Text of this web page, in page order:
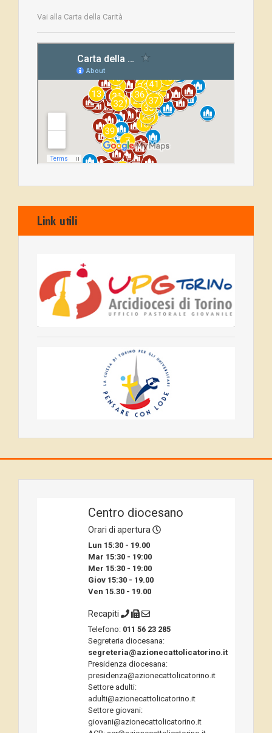
Vai alla Carta della Carità
Link utili
Centro diocesano
Orari di apertura
Lun 15:30 - 19.00
Mar 15:30 - 19:00
Mer 15:30 - 19:00
Giov 15:30 - 19.00
Ven 15.30 - 19.00
Recapiti
Telefono: 011 56 23 285
Segreteria diocesana:
segreteria@azionecattolicatorino.it
Presidenza diocesana:
presidenza@azionecattolicatorino.it
Settore adulti:
adulti@azionecattolicatorino.it
Settore giovani:
giovani@azionecattolicatorino.it